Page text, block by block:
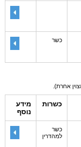
כשר
אחרת).
כשרות
מידע
נוסף
כשר
למהדרין